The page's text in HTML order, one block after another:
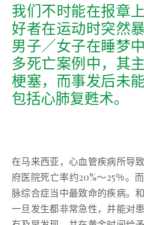
我们不时能在报章
好者在运动时突然
男子／女子在睡梦
多死亡案例中，其
梗塞，而事发后未
包括心肺复甦术。
在马来西亚，心血管疾病所导
府医院死亡率约20%～25％。
脉综合症当中最致命的疾病。
一旦发生都非常急性，并能对